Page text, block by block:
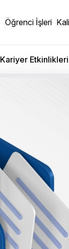
Öğrenci İşleri
Kariyer Etkinlikleri